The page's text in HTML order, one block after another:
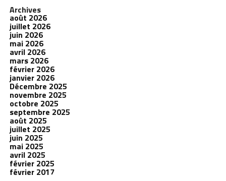
Archives
août 2026
juillet 2026
juin 2026
mai 2026
avril 2026
mars 2026
février 2026
janvier 2026
Décembre 2025
novembre 2025
octobre 2025
septembre 2025
août 2025
juillet 2025
juin 2025
mai 2025
avril 2025
février 2025
février 2017